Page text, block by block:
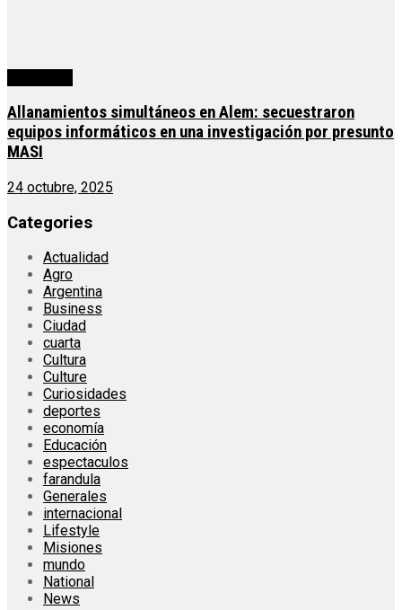
Allanamientos simultáneos en Alem: secuestraron
equipos informáticos en una investigación por presunto
MASI
24 octubre, 2025
Categories
Actualidad
Agro
Argentina
Business
Ciudad
cuarta
Cultura
Culture
Curiosidades
deportes
economía
Educación
espectaculos
farandula
Generales
internacional
Lifestyle
Misiones
mundo
National
News